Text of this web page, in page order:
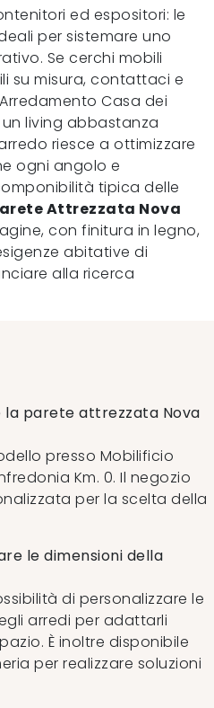
ed espositori: le
per sistemare uno
Se cerchi mobili
su misura, contattaci e
Casa dei
living abbastanza
riesce a ottimizzare
ogni angolo e
tipica delle
Attrezzata Nova
con finitura in legno,
abitative di
alla ricerca
la parete attrezzata Nova
presso Mobilificio
Km. 0. Il negozio
per la scelta della
le dimensioni della
di personalizzare le
arredi per adattarli
È inoltre disponibile
per realizzare soluzioni